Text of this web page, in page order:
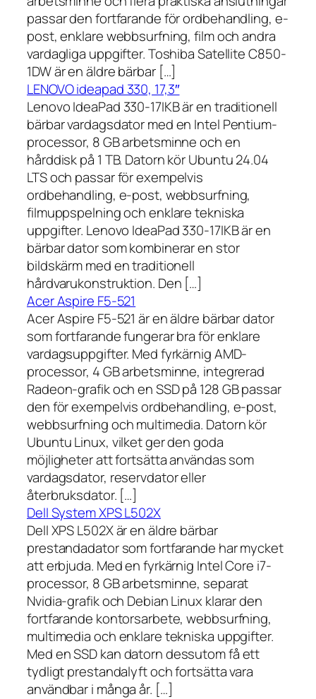
passar den fortfarande för ordbehandling, e-
post, enklare webbsurfning, film och andra
vardagliga uppgifter. Toshiba Satellite C850-
1DW är en äldre bärbar […]
LENOVO ideapad 330, 17,3″
Lenovo IdeaPad 330-17IKB är en traditionell
bärbar vardagsdator med en Intel Pentium-
processor, 8 GB arbetsminne och en
hårddisk på 1 TB. Datorn kör Ubuntu 24.04
LTS och passar för exempelvis
ordbehandling, e-post, webbsurfning,
filmuppspelning och enklare tekniska
uppgifter. Lenovo IdeaPad 330-17IKB är en
bärbar dator som kombinerar en stor
bildskärm med en traditionell
hårdvarukonstruktion. Den […]
Acer Aspire F5-521
Acer Aspire F5-521 är en äldre bärbar dator
som fortfarande fungerar bra för enklare
vardagsuppgifter. Med fyrkärnig AMD-
processor, 4 GB arbetsminne, integrerad
Radeon-grafik och en SSD på 128 GB passar
den för exempelvis ordbehandling, e-post,
webbsurfning och multimedia. Datorn kör
Ubuntu Linux, vilket ger den goda
möjligheter att fortsätta användas som
vardagsdator, reservdator eller
återbruksdator. […]
Dell System XPS L502X
Dell XPS L502X är en äldre bärbar
prestandadator som fortfarande har mycket
att erbjuda. Med en fyrkärnig Intel Core i7-
processor, 8 GB arbetsminne, separat
Nvidia-grafik och Debian Linux klarar den
fortfarande kontorsarbete, webbsurfning,
multimedia och enklare tekniska uppgifter.
Med en SSD kan datorn dessutom få ett
tydligt prestandalyft och fortsätta vara
användbar i många år. […]